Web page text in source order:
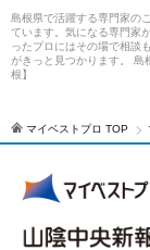
島根県で活躍する専門家の
ています。気になる専門家
ったプロにはその場で相談
がきっと見つかります。 島
根】
マイベストプロ TOP